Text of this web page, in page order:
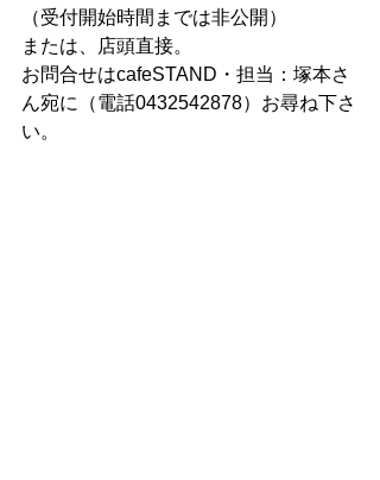
（受付開始時間までは非公開）
または、店頭直接。
お問合せはcafeSTAND・担当：塚本さ
ん宛に（電話0432542878）お尋ね下さ
い。